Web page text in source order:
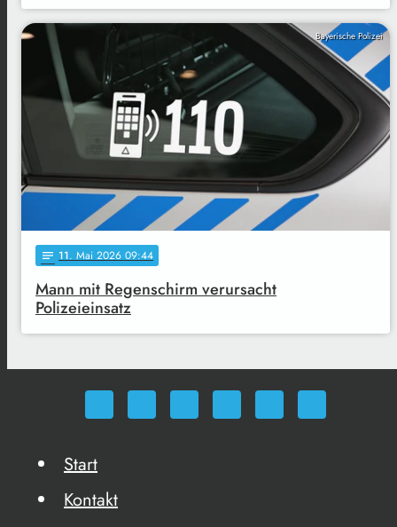
Bayerische Polizei
notes 11. Mai 2026 09:44
Mann mit Regenschirm verursacht
Polizeieinsatz
Start
Kontakt